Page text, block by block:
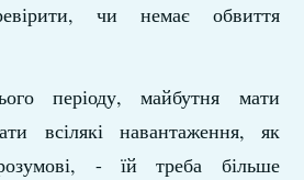
чи немає обвиття
періоду, майбутня мати
всілякі навантаження, як
- їй треба більше